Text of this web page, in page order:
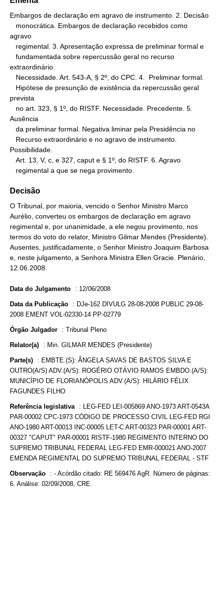
Embargos de declaração em agravo de instrumento. 2. Decisão
agravo
extraordinário.
prevista
Ausência
Possibilidade.
   regimental a que se nega provimento.
Decisão
O Tribunal, por maioria, vencido o Senhor Ministro Marco
Aurélio, converteu os embargos de declaração em agravo
regimental e, por unanimidade, a ele negou provimento, nos
termos do voto do relator, Ministro Gilmar Mendes (Presidente).
Ausentes, justificadamente, o Senhor Ministro Joaquim Barbosa
e, neste julgamento, a Senhora Ministra Ellen Gracie. Plenário,
12.06.2008.
Data do Julgamento : 12/06/2008
Data da Publicação : DJe-162 DIVULG 28-08-2008 PUBLIC 29-08-
2008 EMENT VOL-02330-14 PP-02779
Órgão Julgador : Tribunal Pleno
Relator(a) : Min. GILMAR MENDES (Presidente)
Parte(s) : EMBTE.(S): ÂNGELA SAVAS DE BASTOS SILVA E
OUTRO(A/S) ADV.(A/S): ROGÉRIO OTÁVIO RAMOS EMBDO.(A/S):
MUNICÍPIO DE FLORIANÓPOLIS ADV.(A/S): HILÁRIO FÉLIX
FAGUNDES FILHO
Referência legislativa : LEG-FED LEI-005869 ANO-1973 ART-0543A
PAR-00002 CPC-1973 CÓDIGO DE PROCESSO CIVIL LEG-FED RGI
ANO-1980 ART-00013 INC-00005 LET-C ART-00323 PAR-00001 ART-
00327 "CAPUT" PAR-00001 RISTF-1980 REGIMENTO INTERNO DO
SUPREMO TRIBUNAL FEDERAL LEG-FED EMR-000021 ANO-2007
EMENDA REGIMENTAL DO SUPREMO TRIBUNAL FEDERAL - STF
Observação : - Acórdão citado: RE 569476 AgR. Número de páginas:
6. Análise: 02/09/2008, CRE.